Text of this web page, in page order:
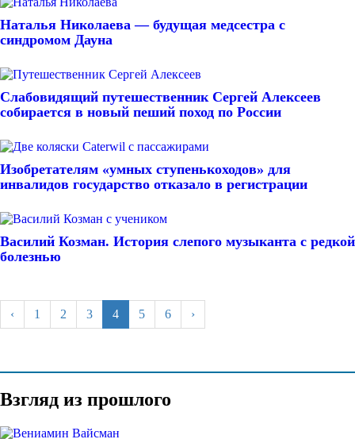
Наталья Николаева — будущая медсестра с
синдромом Дауна
Слабовидящий путешественник Сергей Алексеев
собирается в новый пеший поход по России
Изобретателям «умных ступенькоходов» для
инвалидов государство отказало в регистрации
Василий Козман. История слепого музыканта с редкой
болезнью
‹ 1 2 3 4 5 6 ›
Взгляд из прошлого